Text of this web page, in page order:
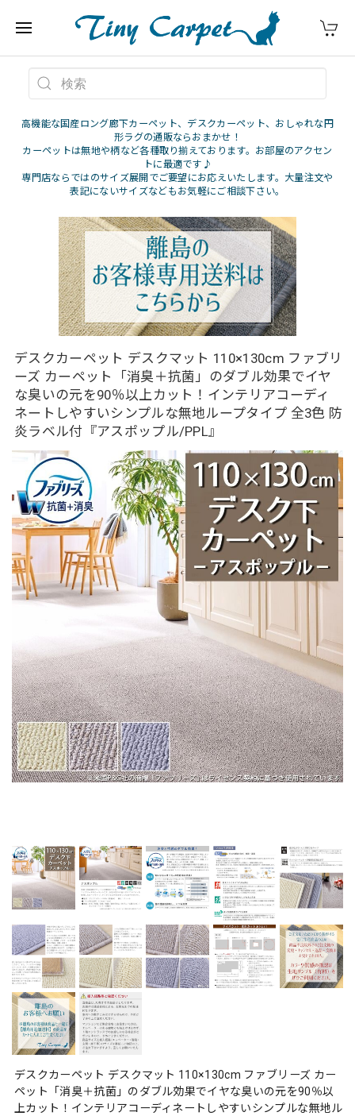
高機能な国産ロング廊下カーペット、デスクカーペット、おしゃれな円
形ラグの通販ならおまかせ！
カーペットは無地や柄など各種取り揃えております。お部屋のアクセン
トに最適です♪
専門店ならではのサイズ展開でご要望にお応えいたします。大量注文や
表記にないサイズなどもお気軽にご相談下さい。
デスクカーペット デスクマット 110×130cm ファブリ
ーズ カーペット「消臭＋抗菌」のダブル効果でイヤ
な臭いの元を90％以上カット！インテリアコーディ
ネートしやすいシンプルな無地ループタイプ 全3色 防
炎ラベル付『アスポップル/PPL』
デスクカーペット デスクマット 110×130cm ファブリーズ カー
ペット「消臭＋抗菌」のダブル効果でイヤな臭いの元を90％以
上カット！インテリアコーディネートしやすいシンプルな無地ル